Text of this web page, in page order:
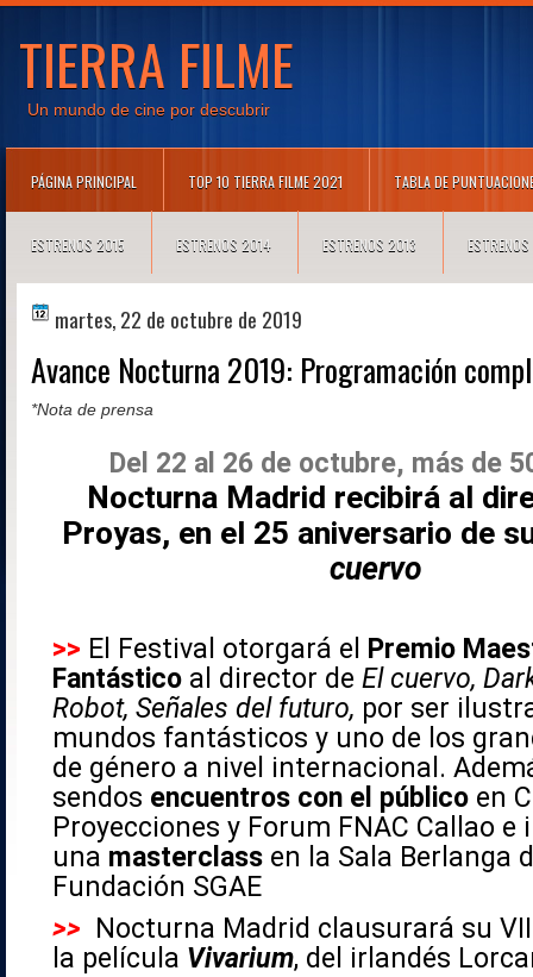
TIERRA FILME
Un mundo de cine por descubrir
PÁGINA PRINCIPAL TOP 10 TIERRA FILME 2021 TABLA DE
ESTRENOS 2015 ESTRENOS 2014 ESTRENOS 2013
martes, 22 de octubre de 2019
Avance Nocturna 2019: Programación
*Nota de prensa
Del 22 al 26 de octubre, más de
Nocturna Madrid recibirá al
Proyas, en el 25 aniversario de
cuervo
>> El Festival otorgará el Premio
Fantástico al director de El cuervo,
Robot, Señales del futuro, por ser
mundos fantásticos y uno de los
de género a nivel internacional.
sendos encuentros con el público en
Proyecciones y Forum FNAC Callao
una masterclass en la Sala Berlanga
Fundación SGAE
>> Nocturna Madrid clausurará su
la película Vivarium, del irlandés